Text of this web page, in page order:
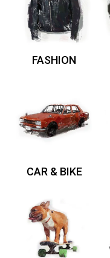
FASHION
CAR & BIKE